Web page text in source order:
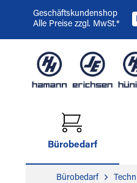
Geschäftskundenshop
Alle Preise zzgl. MwSt.*
Bürobedarf
Bürobedarf